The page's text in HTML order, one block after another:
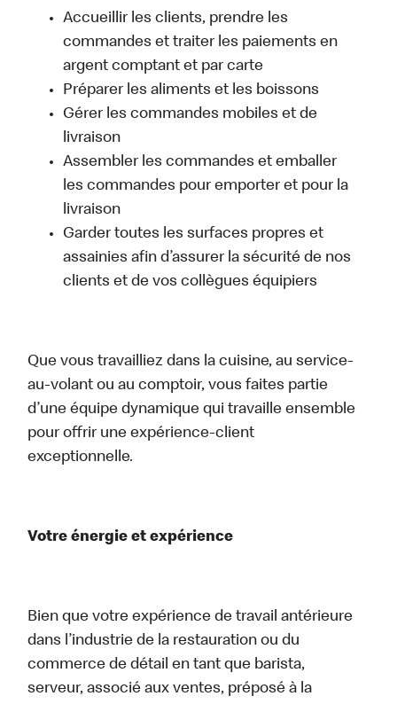
Accueillir les clients, prendre les
commandes et traiter les paiements en
argent comptant et par carte
Préparer les aliments et les boissons
Gérer les commandes mobiles et de
livraison
Assembler les commandes et emballer
les commandes pour emporter et pour la
livraison
Garder toutes les surfaces propres et
assainies afin d’assurer la sécurité de nos
clients et de vos collègues équipiers
Que vous travailliez dans la cuisine, au service-
au-volant ou au comptoir, vous faites partie
d’une équipe dynamique qui travaille ensemble
pour offrir une expérience-client
exceptionnelle.
Votre énergie et expérience
Bien que votre expérience de travail antérieure
dans l’industrie de la restauration ou du
commerce de détail en tant que barista,
serveur, associé aux ventes, préposé à la